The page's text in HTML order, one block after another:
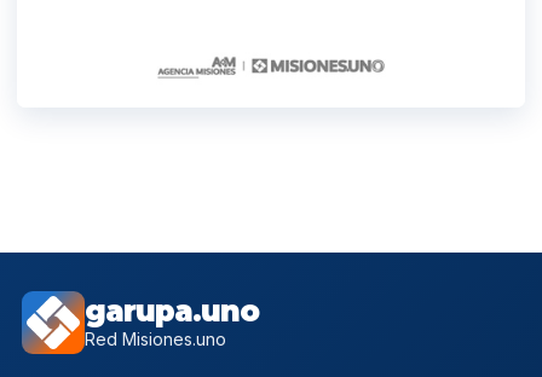
garupa.uno
Red Misiones.uno